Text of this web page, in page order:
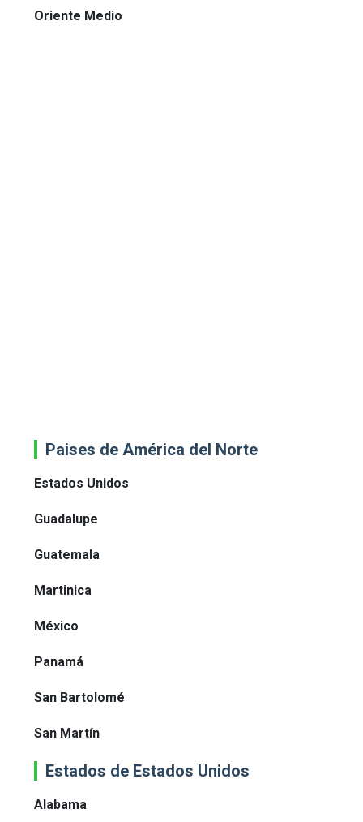
Oriente Medio
Paises de América del Norte
Estados Unidos
Guadalupe
Guatemala
Martinica
México
Panamá
San Bartolomé
San Martín
Estados de Estados Unidos
Alabama